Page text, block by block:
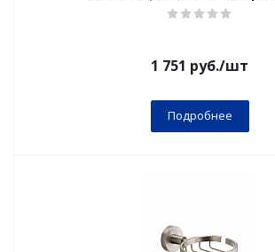
1 751 руб./шт
Подробнее